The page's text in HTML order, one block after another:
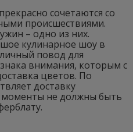
прекрасно сочетаются со
происшествиями.
– одно из них.
кулинарное шоу в
повод для
внимания, которым с
цветов. По
доставку
моменты не должны быть